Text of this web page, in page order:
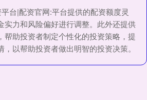
台|配资官网:平台提供的配资额度灵
实力和风险偏好进行调整。此外还提供
帮助投资者制定个性化的投资策略，提
以帮助投资者做出明智的投资决策。